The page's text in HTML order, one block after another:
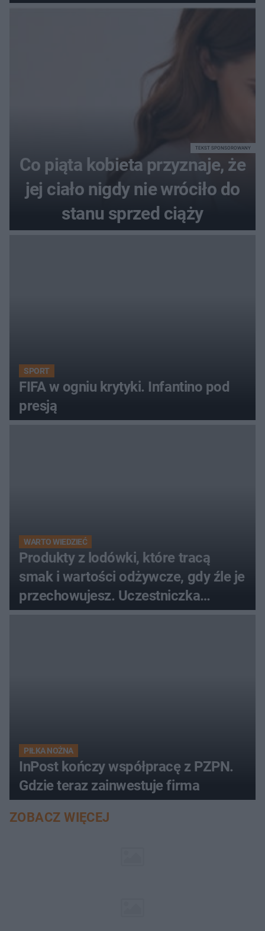
poprawnie, ile to jest
Co piąta kobieta przyznaje, że
jej ciało nigdy nie wróciło do
stanu sprzed ciąży
TEKST SPONSOROWANY
SPORT
FIFA w ogniu krytyki. Infantino pod
presją
WARTO WIEDZIEĆ
Produkty z lodówki, które tracą
smak i wartości odżywcze, gdy źle je
przechowujesz. Uczestniczka
"MasterChefa"
PIŁKA NOŻNA
InPost kończy współpracę z PZPN.
Gdzie teraz zainwestuje firma
ZOBACZ WIĘCEJ